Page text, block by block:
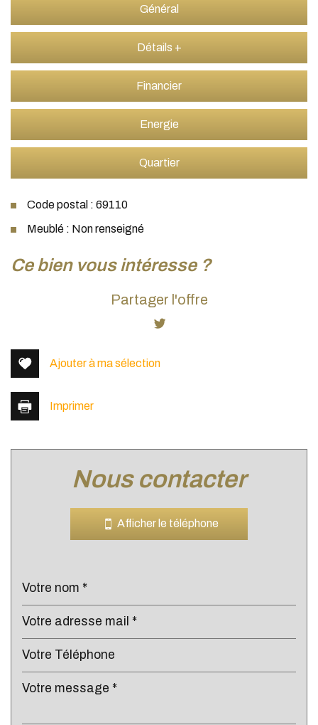
Général
Détails +
Financier
Energie
Quartier
Code postal : 69110
Meublé : Non renseigné
la ville de sainte foy lès lyon (69110)
Leaflet |©JawgMaps|© OpenStreetMap
Enseignement supérieur
Lycée
ce bien vous intéresse ?
Partager l'offre
Ajouter à ma sélection
Imprimer
nous contacter
Afficher le téléphone